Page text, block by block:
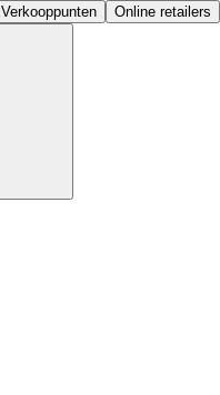
Verkooppunten Online retailers